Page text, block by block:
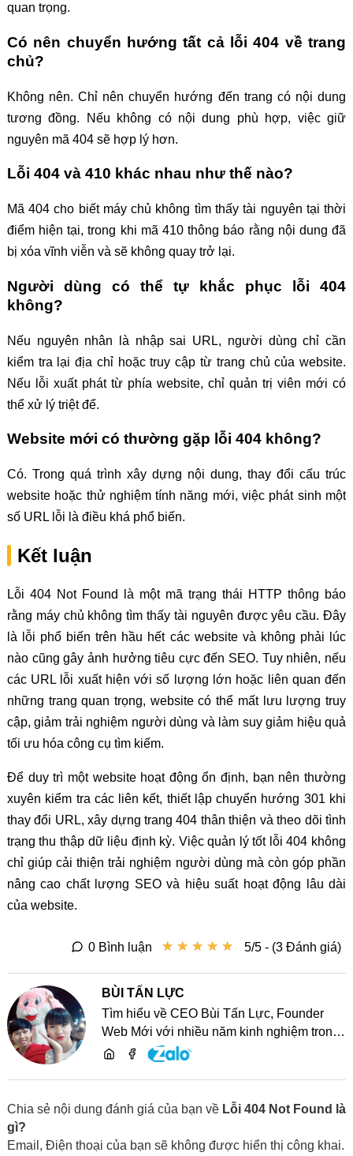
quan trọng.
Có nên chuyển hướng tất cả lỗi 404 về trang
chủ?
Không nên. Chỉ nên chuyển hướng đến trang có nội dung
tương đồng. Nếu không có nội dung phù hợp, việc giữ
nguyên mã 404 sẽ hợp lý hơn.
Lỗi 404 và 410 khác nhau như thế nào?
Mã 404 cho biết máy chủ không tìm thấy tài nguyên tại thời
điểm hiện tại, trong khi mã 410 thông báo rằng nội dung đã
bị xóa vĩnh viễn và sẽ không quay trở lại.
Người dùng có thể tự khắc phục lỗi 404
không?
Nếu nguyên nhân là nhập sai URL, người dùng chỉ cần
kiểm tra lại địa chỉ hoặc truy cập từ trang chủ của website.
Nếu lỗi xuất phát từ phía website, chỉ quản trị viên mới có
thể xử lý triệt để.
Website mới có thường gặp lỗi 404 không?
Có. Trong quá trình xây dựng nội dung, thay đổi cấu trúc
website hoặc thử nghiệm tính năng mới, việc phát sinh một
số URL lỗi là điều khá phổ biến.
Kết luận
Lỗi 404 Not Found là một mã trạng thái HTTP thông báo
rằng máy chủ không tìm thấy tài nguyên được yêu cầu. Đây
là lỗi phổ biến trên hầu hết các website và không phải lúc
nào cũng gây ảnh hưởng tiêu cực đến SEO. Tuy nhiên, nếu
các URL lỗi xuất hiện với số lượng lớn hoặc liên quan đến
những trang quan trọng, website có thể mất lưu lượng truy
cập, giảm trải nghiệm người dùng và làm suy giảm hiệu quả
tối ưu hóa công cụ tìm kiếm.
Để duy trì một website hoạt động ổn định, bạn nên thường
xuyên kiểm tra các liên kết, thiết lập chuyển hướng 301 khi
thay đổi URL, xây dựng trang 404 thân thiện và theo dõi tình
trạng thu thập dữ liệu định kỳ. Việc quản lý tốt lỗi 404 không
chỉ giúp cải thiện trải nghiệm người dùng mà còn góp phần
nâng cao chất lượng SEO và hiệu suất hoạt động lâu dài
của website.
★ ★ ★ ★ ★
★ ★ ★ ★ ★ 5/5 - (3 Đánh giá)
0 Bình luận
BÙI TẤN LỰC
Tìm hiểu về CEO Bùi Tấn Lực, Founder
Web Mới với nhiều năm kinh nghiệm trong
lĩnh vực phát triển website, SEO và chia sẻ
Chia sẻ nội dung đánh giá của bạn về Lỗi 404 Not Found là
gì?
Email, Điện thoại của bạn sẽ không được hiển thị công khai.